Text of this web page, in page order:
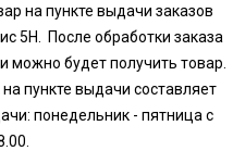
на пункте выдачи заказов
5Н. После обработки заказа
можно будет получить товар.
пункте выдачи составляет
понедельник - пятница с